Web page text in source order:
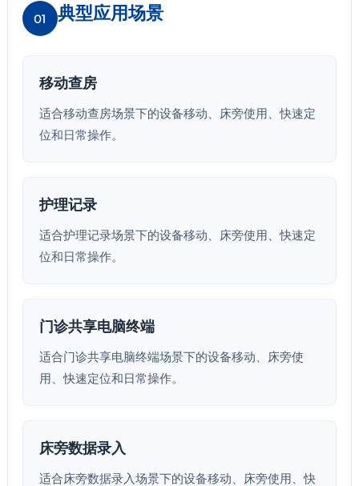
01 典型应用场景
移动查房
适合移动查房场景下的设备移动、床旁使用、快速定
位和日常操作。
护理记录
适合护理记录场景下的设备移动、床旁使用、快速定
位和日常操作。
门诊共享电脑终端
适合门诊共享电脑终端场景下的设备移动、床旁使
用、快速定位和日常操作。
床旁数据录入
适合床旁数据录入场景下的设备移动、床旁使用、快